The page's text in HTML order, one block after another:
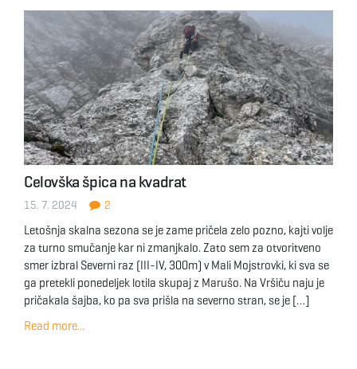
Celovška špica na kvadrat
15. 7. 2024 2
Letošnja skalna sezona se je zame pričela zelo pozno, kajti volje
za turno smučanje kar ni zmanjkalo. Zato sem za otvoritveno
smer izbral Severni raz (III-IV, 300m) v Mali Mojstrovki, ki sva se
ga pretekli ponedeljek lotila skupaj z Marušo. Na Vršiču naju je
pričakala šajba, ko pa sva prišla na severno stran, se je […]
Read more...